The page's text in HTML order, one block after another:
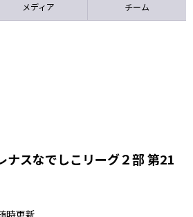
メディア チーム
スなでしこリーグ２部 第21